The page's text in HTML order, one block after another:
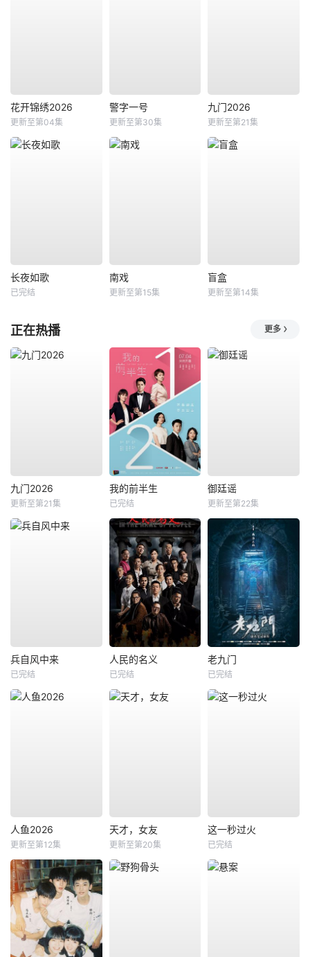
花开锦绣2026
更新至第04集
警字一号
更新至第30集
九门2026
更新至第21集
长夜如歌
已完结
南戏
更新至第15集
盲盒
更新至第14集
正在热播 更多
九门2026
更新至第21集
我的前半生
已完结
御廷谣
更新至第22集
兵自风中来
已完结
人民的名义
已完结
老九门
已完结
人鱼2026
更新至第12集
天才，女友
更新至第20集
这一秒过火
已完结